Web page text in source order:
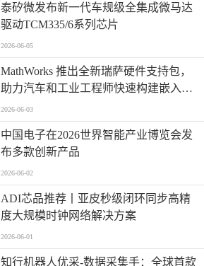
泰矽微发布新一代车规级全集成微马达
驱动TCM335/6系列芯片
2026-06-05
MathWorks 推出全新瑞萨硬件支持包，
助力汽车和工业工程师快速构建嵌入式
系统原型
2026-06-03
中国电子在2026世界智能产业博览会发
布多款创新产品
2026-06-02
ADI芯品推荐丨亚皮秒级闭环同步高精
度大规模时钟网络解决方案
2026-06-01
知行机器人优采-数据采集手：全球首款